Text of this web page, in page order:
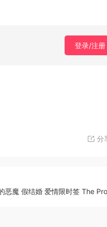
登录/注册
分
恶魔 假结婚 爱情限时签 The